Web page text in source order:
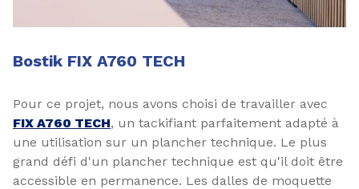
Bostik FIX A760 TECH
Pour ce projet, nous avons choisi de travailler avec
FIX A760 TECH, un tackifiant parfaitement adapté à
une utilisation sur un plancher technique. Le plus
grand défi d'un plancher technique est qu'il doit être
accessible en permanence. Les dalles de moquette